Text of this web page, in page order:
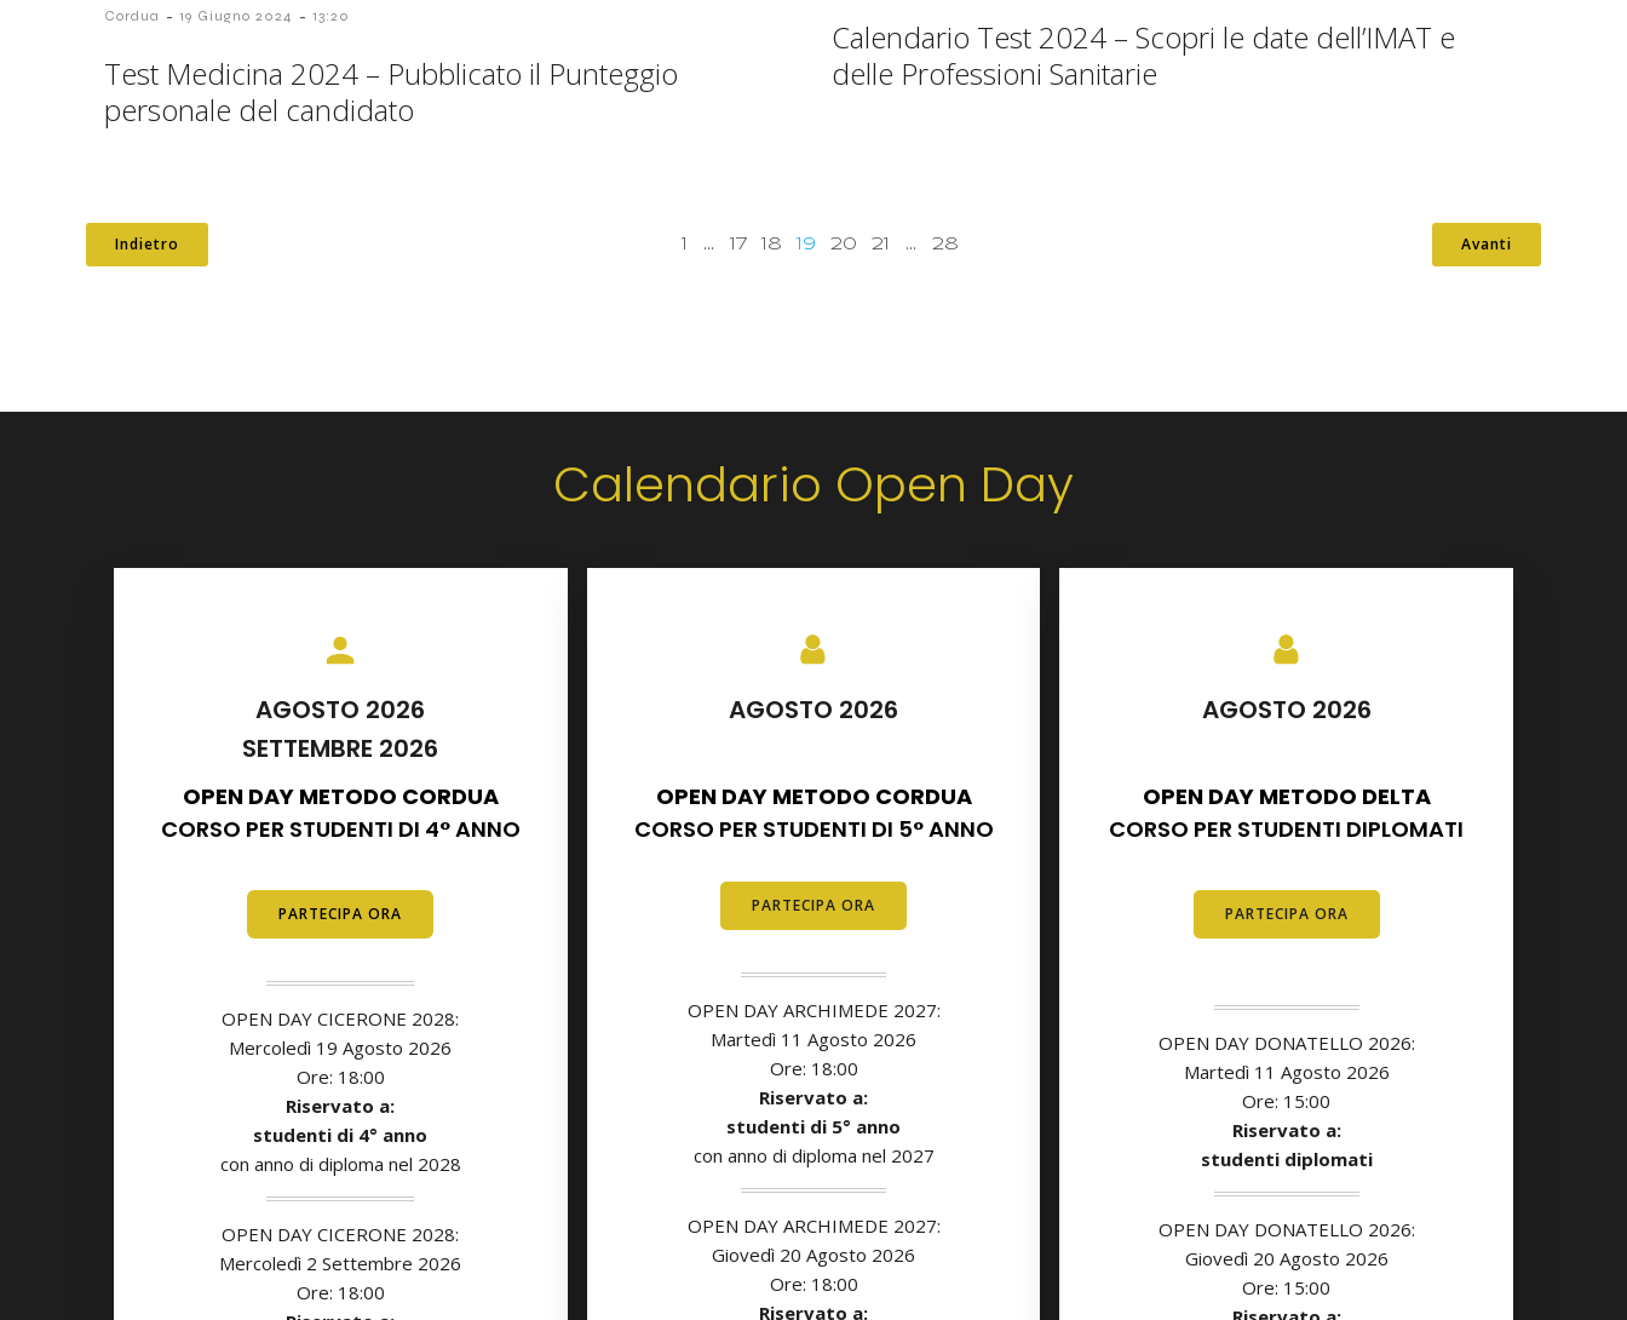
Calendario Test 2024 – Scopri le date dell’IMAT e
delle Professioni Sanitarie
Cordua - 19 Giugno 2024 - 13:20
Test Medicina 2024 – Pubblicato il Punteggio
personale del candidato
Indietro 1 … 17 18 19 20 21 … 28 Avanti
Calendario Open Day
AGOSTO 2026
SETTEMBRE 2026
OPEN DAY METODO CORDUA
CORSO PER STUDENTI DI 4° ANNO
PARTECIPA ORA
OPEN DAY CICERONE 2028:
Mercoledì 19 Agosto 2026
Ore: 18:00
Riservato a:
studenti di 4° anno
con anno di diploma nel 2028
OPEN DAY CICERONE 2028:
Mercoledì 2 Settembre 2026
Ore: 18:00
AGOSTO 2026
OPEN DAY METODO CORDUA
CORSO PER STUDENTI DI 5° ANNO
PARTECIPA ORA
OPEN DAY ARCHIMEDE 2027:
Martedì 11 Agosto 2026
Ore: 18:00
Riservato a:
studenti di 5° anno
con anno di diploma nel 2027
OPEN DAY ARCHIMEDE 2027:
Giovedì 20 Agosto 2026
Ore: 18:00
Riservato a:
AGOSTO 2026
OPEN DAY METODO DELTA
CORSO PER STUDENTI DIPLOMATI
PARTECIPA ORA
OPEN DAY DONATELLO 2026:
Martedì 11 Agosto 2026
Ore: 15:00
Riservato a:
studenti diplomati
OPEN DAY DONATELLO 2026:
Giovedì 20 Agosto 2026
Ore: 15:00